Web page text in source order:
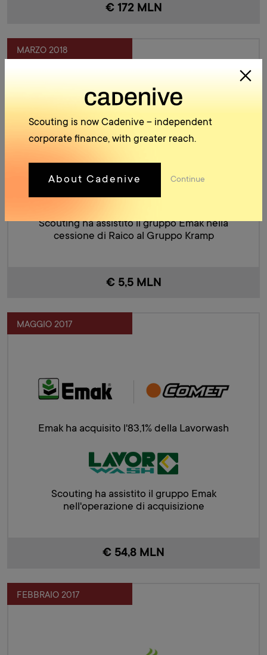
€ 172 MLN
MARZO 2018
Scouting ha assistito il gruppo Emak nella
cessione di Raico al Gruppo Kramp
€ 5,5 MLN
MAGGIO 2017
Emak ha acquisito l'83,1% della Lavorwash
Scouting ha assistito il gruppo Emak
nell'operazione di acquisizione
€ 54,8 MLN
FEBBRAIO 2017
Scouting is now Cadenive – independent
corporate finance, with greater reach.
About Cadenive Continue